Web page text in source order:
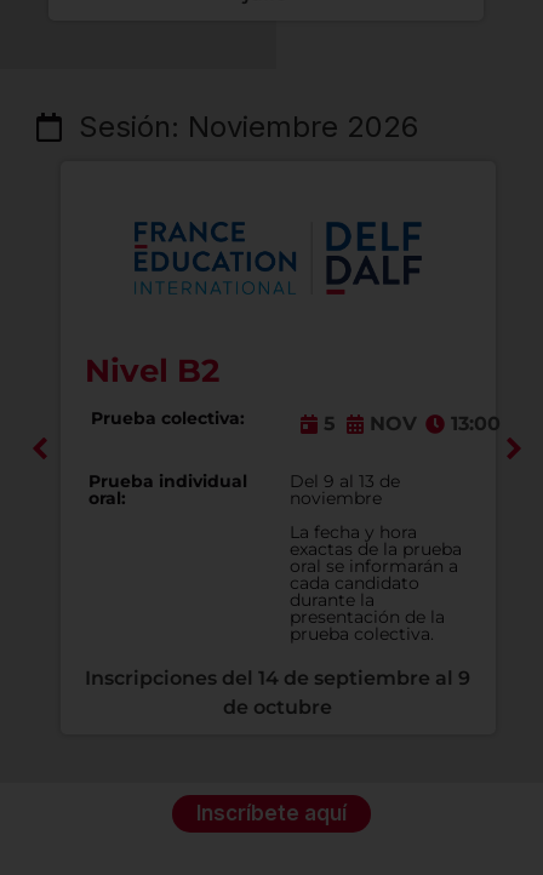
Sesión: Noviembre 2026
Nivel B2
Prueba colectiva: 5 NOV 13:00
Prueba individual
oral:
Del 9 al 13 de
noviembre
La fecha y hora
exactas de la prueba
oral se informarán a
cada candidato
durante la
presentación de la
prueba colectiva.
Inscripciones del 14 de septiembre al 9
de octubre
Inscríbete aquí